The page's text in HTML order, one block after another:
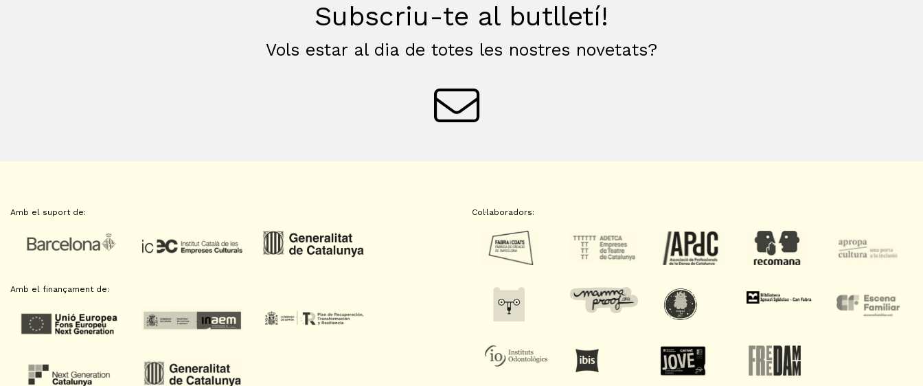
Subscriu-te al butlletí!
Vols estar al dia de totes les nostres novetats?
Amb el suport de:
Amb el finançament de:
Col·laboradors: